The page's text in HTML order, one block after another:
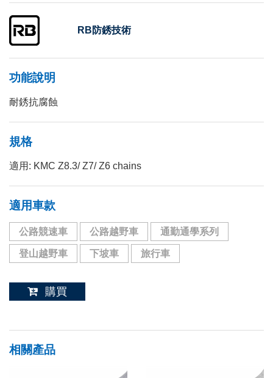
RB防銹技術
功能說明
耐銹抗腐蝕
規格
適用: KMC Z8.3/ Z7/ Z6 chains
適用車款
公路競速車 公路越野車 通勤通學系列
登山越野車 下坡車 旅行車
購買
相關產品